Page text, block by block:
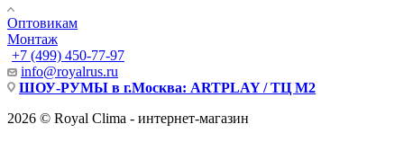
Оптовикам
Монтаж
+7 (499) 450-77-97
info@royalrus.ru
ШОУ-РУМЫ в г.Москва: ARTPLAY / ТЦ М2
2026 © Royal Clima - интернет-магазин